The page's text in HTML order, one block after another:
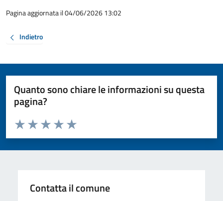
Pagina aggiornata il 04/06/2026 13:02
Indietro
Quanto sono chiare le informazioni su questa
pagina?
Valuta da 1 a 5 stelle la pagina
Valuta 5 stelle su 5
Valuta 4 stelle su 5
Valuta 3 stelle su 5
Valuta 2 stelle su 5
Valuta 1 stelle su 5
Contatta il comune